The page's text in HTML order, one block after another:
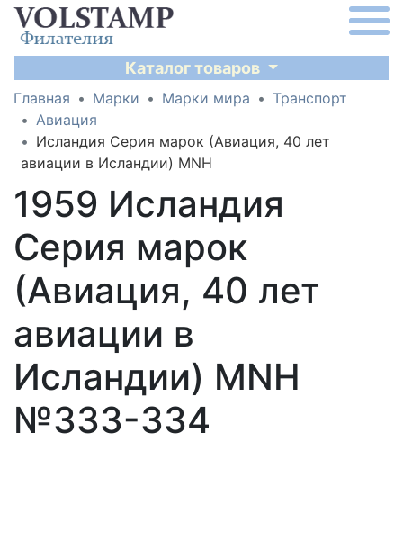
Каталог товаров
Главная Марки Марки мира
Транспорт
Авиация
Исландия Серия марок (Авиация, 40 лет
авиации в Исландии) MNH
1959 Исландия
Серия марок
(Авиация, 40 лет
авиации в
Исландии) MNH
№333-334